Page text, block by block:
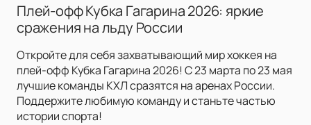
Плей-офф Кубка Гагарина 2026: яркие
сражения на льду России
Откройте для себя захватывающий мир хоккея на
плей-офф Кубка Гагарина 2026! С 23 марта по 23 мая
лучшие команды КХЛ сразятся на аренах России.
Поддержите любимую команду и станьте частью
истории спорта!